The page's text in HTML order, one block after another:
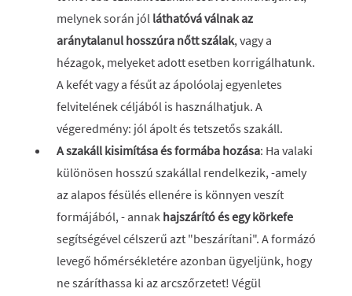
melynek során jól láthatóvá válnak az
aránytalanul hosszúra nőtt szálak, vagy a
hézagok, melyeket adott esetben korrigálhatunk.
A kefét vagy a fésűt az ápolóolaj egyenletes
felvitelének céljából is használhatjuk. A
végeredmény: jól ápolt és tetszetős szakáll.
A szakáll kisimítása és formába hozása: Ha valaki
különösen hosszú szakállal rendelkezik, -amely
az alapos fésülés ellenére is könnyen veszít
formájából, - annak hajszárító és egy körkefe
segítségével célszerű azt "beszárítani". A formázó
levegő hőmérsékletére azonban ügyeljünk, hogy
ne száríthassa ki az arcszőrzetet! Végül